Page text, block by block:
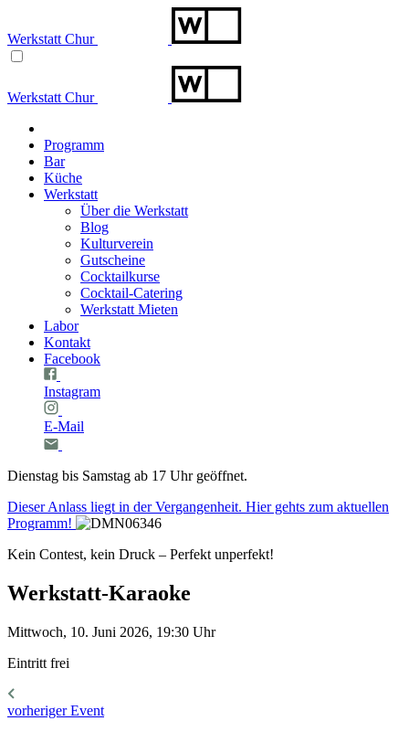
Werkstatt Chur
Werkstatt Chur
Programm
Bar
Küche
Werkstatt
Über die Werkstatt
Blog
Kulturverein
Gutscheine
Cocktailkurse
Cocktail-Catering
Werkstatt Mieten
Labor
Kontakt
Facebook
Instagram
E-Mail
Dienstag bis Samstag ab 17 Uhr geöffnet.
Dieser Anlass liegt in der Vergangenheit. Hier gehts zum aktuellen
Programm!
Kein Contest, kein Druck – Perfekt unperfekt!
Werkstatt-Karaoke
Mittwoch, 10. Juni 2026, 19:30 Uhr
Eintritt frei
vorheriger Event